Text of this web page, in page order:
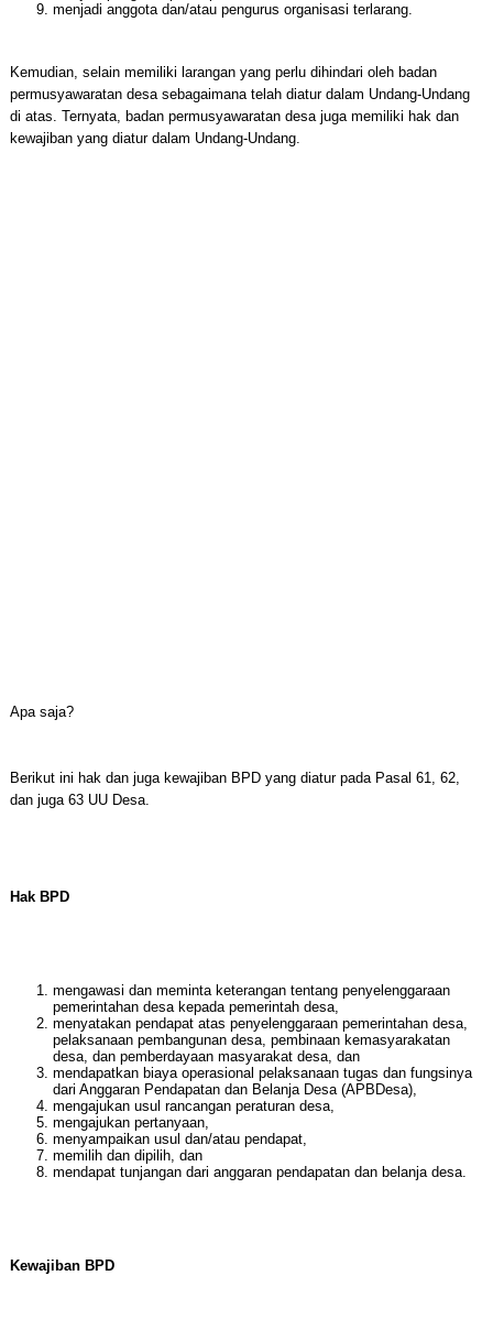
menjadi anggota dan/atau pengurus organisasi terlarang.
Kemudian, selain memiliki larangan yang perlu dihindari oleh badan
permusyawaratan desa sebagaimana telah diatur dalam Undang-Undang
di atas. Ternyata, badan permusyawaratan desa juga memiliki hak dan
kewajiban yang diatur dalam Undang-Undang.
Apa saja?
Berikut ini hak dan juga kewajiban BPD yang diatur pada Pasal 61, 62,
dan juga 63 UU Desa.
Hak BPD
mengawasi dan meminta keterangan tentang penyelenggaraan
pemerintahan desa kepada pemerintah desa,
menyatakan pendapat atas penyelenggaraan pemerintahan desa,
pelaksanaan pembangunan desa, pembinaan kemasyarakatan
desa, dan pemberdayaan masyarakat desa, dan
mendapatkan biaya operasional pelaksanaan tugas dan fungsinya
dari Anggaran Pendapatan dan Belanja Desa (APBDesa),
mengajukan usul rancangan peraturan desa,
mengajukan pertanyaan,
menyampaikan usul dan/atau pendapat,
memilih dan dipilih, dan
mendapat tunjangan dari anggaran pendapatan dan belanja desa.
Kewajiban BPD